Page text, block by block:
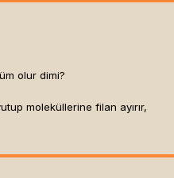
olur dimi?
moleküllerine filan ayırır,